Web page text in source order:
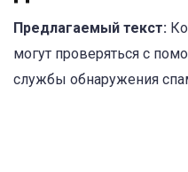
Предлагаемый текст:
могут проверяться с
службы обнаружения